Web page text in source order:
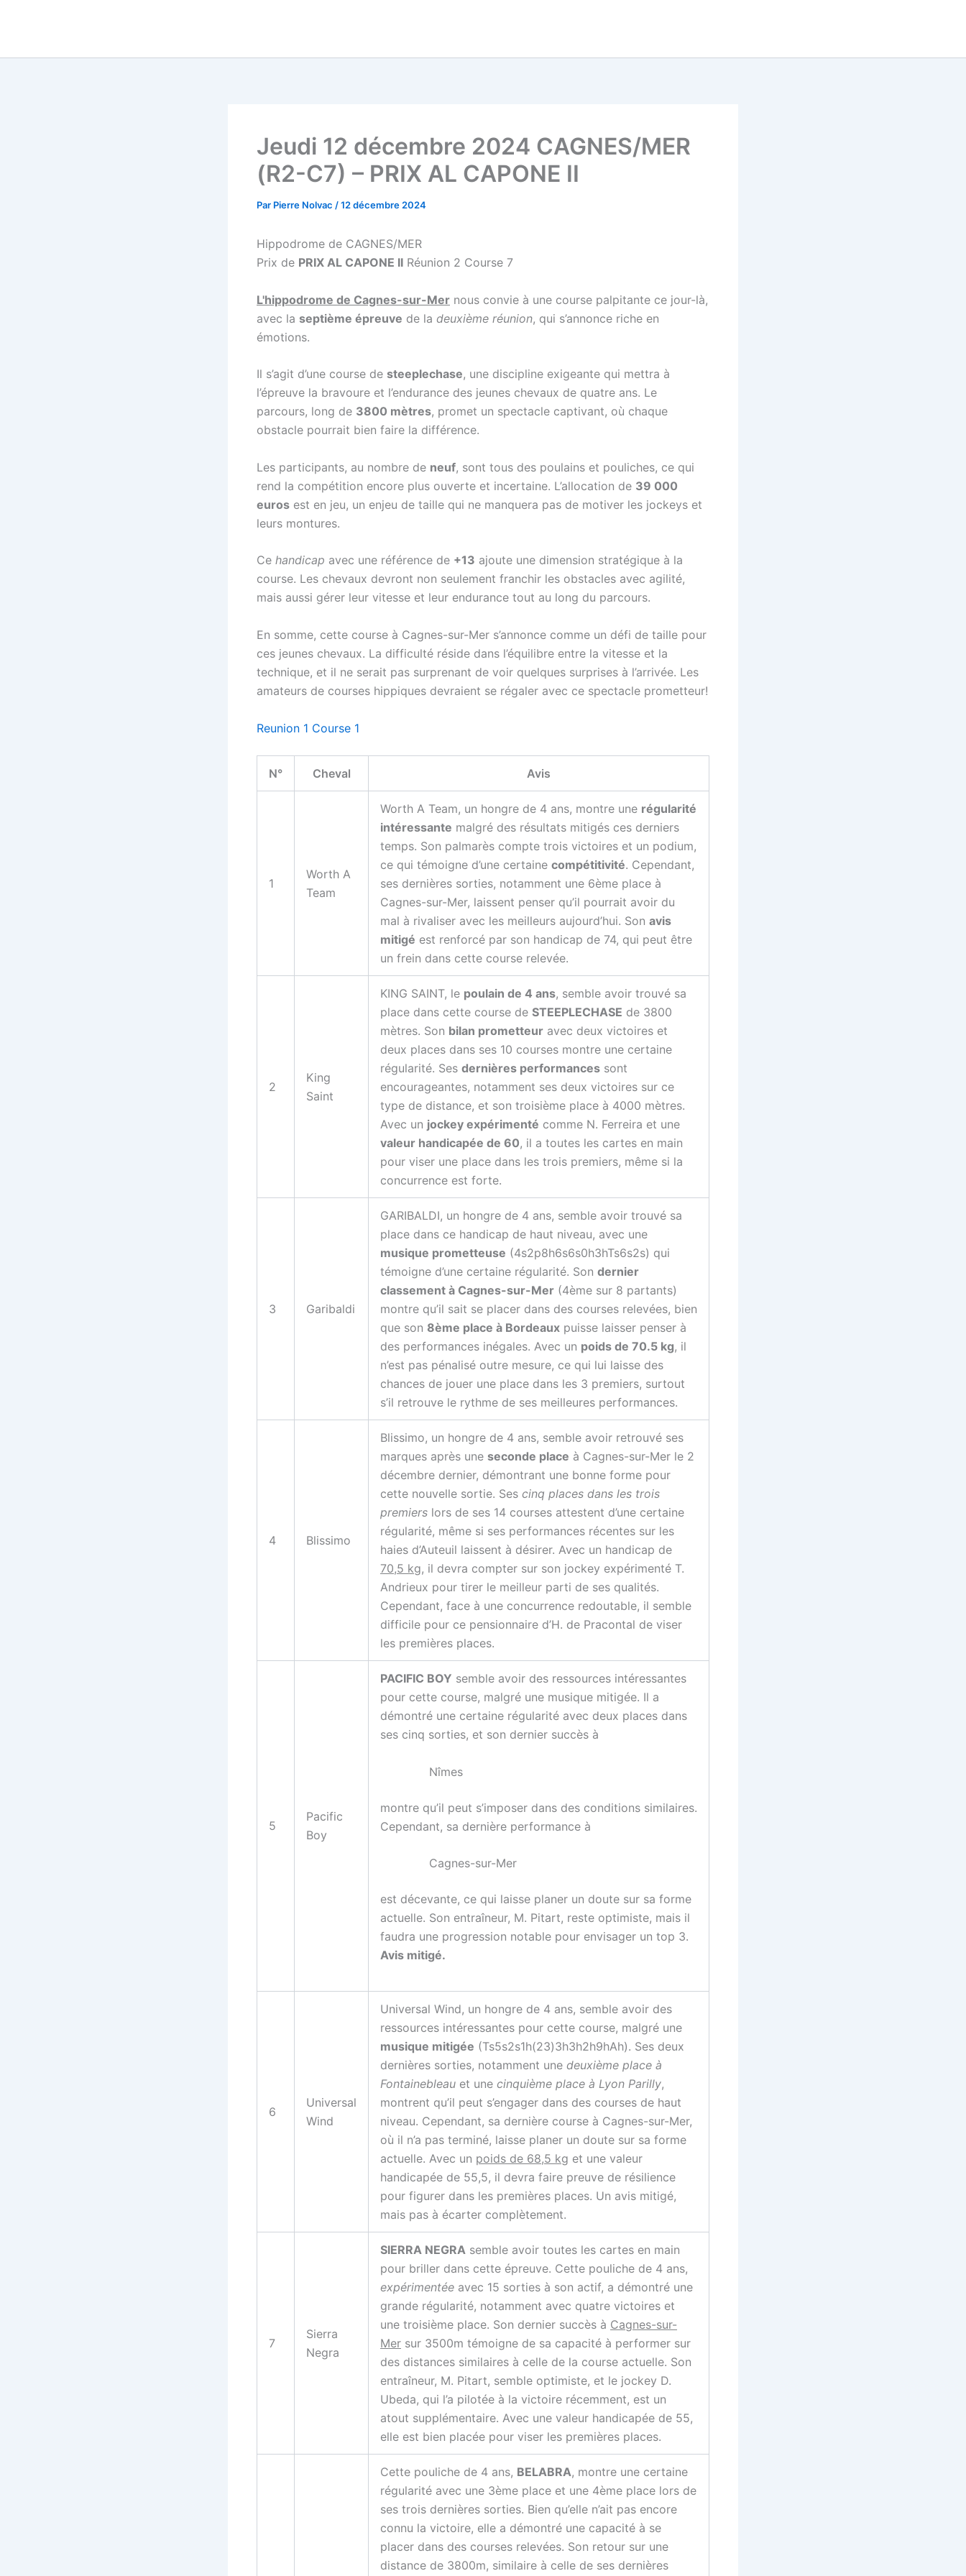
Jeudi 12 décembre 2024 CAGNES/MER
(R2-C7) – PRIX AL CAPONE II
Par Pierre Nolvac /12 décembre 2024
Hippodrome de CAGNES/MER
Prix de PRIX AL CAPONE II Réunion 2 Course 7
L'hippodrome de Cagnes-sur-Mer nous convie à une course palpitante ce jour-là,
avec la septième épreuve de la deuxième réunion, qui s’annonce riche en
émotions.
Il s’agit d’une course de steeplechase, une discipline exigeante qui mettra à
l’épreuve la bravoure et l’endurance des jeunes chevaux de quatre ans. Le
parcours, long de 3800 mètres, promet un spectacle captivant, où chaque
obstacle pourrait bien faire la différence.
Les participants, au nombre de neuf, sont tous des poulains et pouliches, ce qui
rend la compétition encore plus ouverte et incertaine. L’allocation de 39 000
euros est en jeu, un enjeu de taille qui ne manquera pas de motiver les jockeys et
leurs montures.
Ce handicap avec une référence de +13 ajoute une dimension stratégique à la
course. Les chevaux devront non seulement franchir les obstacles avec agilité,
mais aussi gérer leur vitesse et leur endurance tout au long du parcours.
En somme, cette course à Cagnes-sur-Mer s’annonce comme un défi de taille pour
ces jeunes chevaux. La difficulté réside dans l’équilibre entre la vitesse et la
technique, et il ne serait pas surprenant de voir quelques surprises à l’arrivée. Les
amateurs de courses hippiques devraient se régaler avec ce spectacle prometteur!
Reunion 1 Course 1
N° Cheval Avis
1
Worth A
Team
Worth A Team, un hongre de 4 ans, montre une régularité
intéressante malgré des résultats mitigés ces derniers
temps. Son palmarès compte trois victoires et un podium,
ce qui témoigne d’une certaine compétitivité. Cependant,
ses dernières sorties, notamment une 6ème place à
Cagnes-sur-Mer, laissent penser qu’il pourrait avoir du
mal à rivaliser avec les meilleurs aujourd’hui. Son avis
mitigé est renforcé par son handicap de 74, qui peut être
un frein dans cette course relevée.
2
King
Saint
KING SAINT, le poulain de 4 ans, semble avoir trouvé sa
place dans cette course de STEEPLECHASE de 3800
mètres. Son bilan prometteur avec deux victoires et
deux places dans ses 10 courses montre une certaine
régularité. Ses dernières performances sont
encourageantes, notamment ses deux victoires sur ce
type de distance, et son troisième place à 4000 mètres.
Avec un jockey expérimenté comme N. Ferreira et une
valeur handicapée de 60, il a toutes les cartes en main
pour viser une place dans les trois premiers, même si la
concurrence est forte.
3 Garibaldi
GARIBALDI, un hongre de 4 ans, semble avoir trouvé sa
place dans ce handicap de haut niveau, avec une
musique prometteuse (4s2p8h6s6s0h3hTs6s2s) qui
témoigne d’une certaine régularité. Son dernier
classement à Cagnes-sur-Mer (4ème sur 8 partants)
montre qu’il sait se placer dans des courses relevées, bien
que son 8ème place à Bordeaux puisse laisser penser à
des performances inégales. Avec un poids de 70.5 kg, il
n’est pas pénalisé outre mesure, ce qui lui laisse des
chances de jouer une place dans les 3 premiers, surtout
s’il retrouve le rythme de ses meilleures performances.
4 Blissimo
Blissimo, un hongre de 4 ans, semble avoir retrouvé ses
marques après une seconde place à Cagnes-sur-Mer le 2
décembre dernier, démontrant une bonne forme pour
cette nouvelle sortie. Ses cinq places dans les trois
premiers lors de ses 14 courses attestent d’une certaine
régularité, même si ses performances récentes sur les
haies d’Auteuil laissent à désirer. Avec un handicap de
70,5 kg, il devra compter sur son jockey expérimenté T.
Andrieux pour tirer le meilleur parti de ses qualités.
Cependant, face à une concurrence redoutable, il semble
difficile pour ce pensionnaire d’H. de Pracontal de viser
les premières places.
5
Pacific
Boy
PACIFIC BOY semble avoir des ressources intéressantes
pour cette course, malgré une musique mitigée. Il a
démontré une certaine régularité avec deux places dans
ses cinq sorties, et son dernier succès à
Nîmes
montre qu’il peut s’imposer dans des conditions similaires.
Cependant, sa dernière performance à
Cagnes-sur-Mer
est décevante, ce qui laisse planer un doute sur sa forme
actuelle. Son entraîneur, M. Pitart, reste optimiste, mais il
faudra une progression notable pour envisager un top 3.
Avis mitigé.
6
Universal
Wind
Universal Wind, un hongre de 4 ans, semble avoir des
ressources intéressantes pour cette course, malgré une
musique mitigée (Ts5s2s1h(23)3h3h2h9hAh). Ses deux
dernières sorties, notamment une deuxième place à
Fontainebleau et une cinquième place à Lyon Parilly,
montrent qu’il peut s’engager dans des courses de haut
niveau. Cependant, sa dernière course à Cagnes-sur-Mer,
où il n’a pas terminé, laisse planer un doute sur sa forme
actuelle. Avec un poids de 68,5 kg et une valeur
handicapée de 55,5, il devra faire preuve de résilience
pour figurer dans les premières places. Un avis mitigé,
mais pas à écarter complètement.
7
Sierra
Negra
SIERRA NEGRA semble avoir toutes les cartes en main
pour briller dans cette épreuve. Cette pouliche de 4 ans,
expérimentée avec 15 sorties à son actif, a démontré une
grande régularité, notamment avec quatre victoires et
une troisième place. Son dernier succès à Cagnes-sur-
Mer sur 3500m témoigne de sa capacité à performer sur
des distances similaires à celle de la course actuelle. Son
entraîneur, M. Pitart, semble optimiste, et le jockey D.
Ubeda, qui l’a pilotée à la victoire récemment, est un
atout supplémentaire. Avec une valeur handicapée de 55,
elle est bien placée pour viser les premières places.
Cette pouliche de 4 ans, BELABRA, montre une certaine
régularité avec une 3ème place et une 4ème place lors de
ses trois dernières sorties. Bien qu’elle n’ait pas encore
connu la victoire, elle a démontré une capacité à se
placer dans des courses relevées. Son retour sur une
distance de 3800m, similaire à celle de ses dernières
now